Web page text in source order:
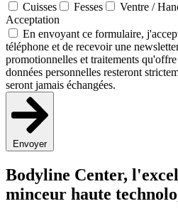
Cuisses
Fesses Ventre /
Acceptation
En envoyant ce formulaire,
téléphone et de recevoir une
promotionnelles et traitements
données personnelles resteront
seront jamais échangées.
Envoyer
Bodyline Center,
minceur haute